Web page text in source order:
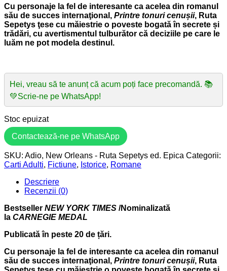
Cu personaje la fel de interesante ca acelea din romanul
său de succes internaţional, Printre tonuri cenușii, Ruta
Sepetys ţese cu măiestrie o poveste bogată în secrete și
trădări, cu avertismentul tulburător că deciziile pe care le
luăm ne pot modela destinul.
Hei, vreau să te anunț că acum poți face precomandă. 📚
💚Scrie-ne pe WhatsApp!
Stoc epuizat
Contactează-ne pe WhatsApp
SKU: Adio, New Orleans - Ruta Sepetys ed. Epica Categorii:
Carti Adulti, Fictiune, Istorice, Romane
Descriere
Recenzii (0)
Bestseller NEW YORK TIMES /Nominalizată
la CARNEGIE MEDAL
Publicată în peste 20 de țări.
Cu personaje la fel de interesante ca acelea din romanul
său de succes internaţional, Printre tonuri cenușii, Ruta